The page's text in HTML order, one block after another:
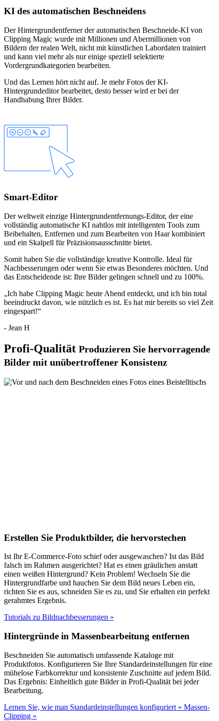
KI des automatischen Beschneidens
Der Hintergrundentferner der automatischen Beschneide-KI von
Clipping Magic wurde mit Millionen und Abermillionen von
Bildern der realen Welt, nicht mit künstlichen Labordaten trainiert
und kann viel mehr als nur einige speziell selektierte
Vordergrundkategorien bearbeiten.
Und das Lernen hört nicht auf. Je mehr Fotos der KI-
Hintergrundeditor bearbeitet, desto besser wird er bei der
Handhabung Ihrer Bilder.
Smart-Editor
Der weltweit einzige Hintergrundentfernungs-Editor, der eine
vollständig automatische KI nahtlos mit intelligenten Tools zum
Beibehalten, Entfernen und zum Bearbeiten von Haarkombiniert
und ein Skalpell für Präzisionsausschnitte bietet.
Somit haben Sie die vollständige kreative Kontrolle. Ideal für
Nachbesserungen oder wenn Sie etwas Besonderes möchten. Und
das Entscheidende ist: Ihre Bilder gelingen schnell und zu 100%.
„Ich habe Clipping Magic heute Abend entdeckt, und ich bin total
beeindruckt davon, wie nützlich es ist. Es hat mir bereits so viel Zeit
eingespart!“
- Jean H
Profi-Qualität Produzieren Sie hervorragende
Bilder mit unübertroffener Konsistenz
Erstellen Sie Produktbilder, die hervorstechen
Ist Ihr E-Commerce-Foto schief oder ausgewaschen? Ist das Bild
falsch im Rahmen ausgerichtet? Hat es einen gräulichen anstatt
einen weißen Hintergrund? Kein Problem! Wechseln Sie die
Hintergrundfarbe und hauchen Sie dem Bild neues Leben ein,
richten Sie es aus, schneiden Sie es zu, und Sie erhalten ein perfekt
gerahmtes Ergebnis.
Tutorials zu Bildnachbesserungen »
Hintergründe in Massenbearbeitung entfernen
Beschneiden Sie automatisch umfassende Kataloge mit
Produktfotos. Konfigurieren Sie Ihre Standardeinstellungen für eine
mühelose Farbkorrektur und konsistente Zuschnitte auf jedem Bild.
Das Ergebnis: Einheitlich gute Bilder in Profi-Qualität bei jeder
Bearbeitung.
Lernen Sie, wie man Standardeinstellungen konfiguriert » Massen-
Clipping »